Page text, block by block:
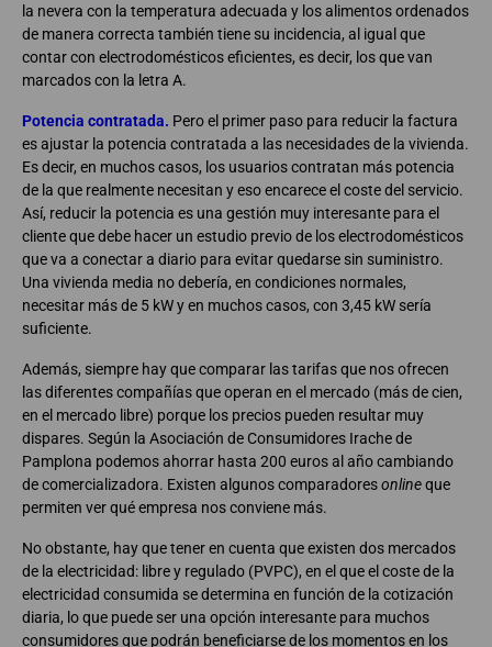
la nevera con la temperatura adecuada y los alimentos ordenados
de manera correcta también tiene su incidencia, al igual que
contar con electrodomésticos eficientes, es decir, los que van
marcados con la letra A.
Potencia contratada. Pero el primer paso para reducir la factura
es ajustar la potencia contratada a las necesidades de la vivienda.
Es decir, en muchos casos, los usuarios contratan más potencia
de la que realmente necesitan y eso encarece el coste del servicio.
Así, reducir la potencia es una gestión muy interesante para el
cliente que debe hacer un estudio previo de los electrodomésticos
que va a conectar a diario para evitar quedarse sin suministro.
Una vivienda media no debería, en condiciones normales,
necesitar más de 5 kW y en muchos casos, con 3,45 kW sería
suficiente.
Además, siempre hay que comparar las tarifas que nos ofrecen
las diferentes compañías que operan en el mercado (más de cien,
en el mercado libre) porque los precios pueden resultar muy
dispares. Según la Asociación de Consumidores Irache de
Pamplona podemos ahorrar hasta 200 euros al año cambiando
de comercializadora. Existen algunos comparadoresonlineque
permiten ver qué empresa nos conviene más.
No obstante, hay que tener en cuenta que existen dos mercados
de la electricidad: libre y regulado (PVPC), en el que el coste de la
electricidad consumida se determina en función de la cotización
diaria, lo que puede ser una opción interesante para muchos
consumidores que podrán beneficiarse de los momentos en los